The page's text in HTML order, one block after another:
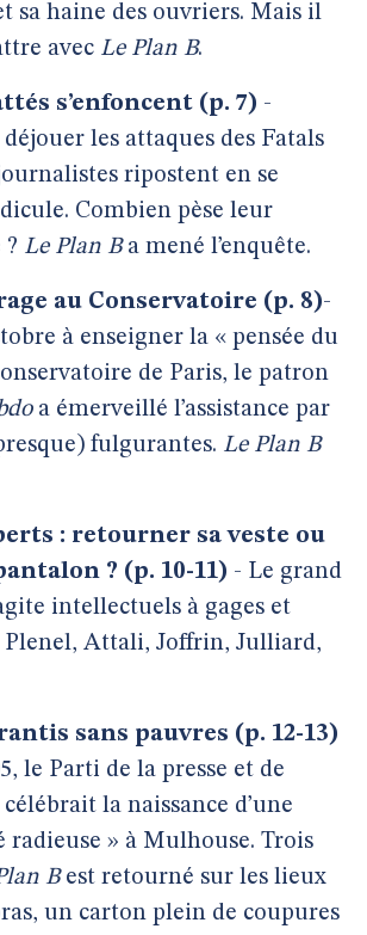
sa haine des ouvriers. Mais il
avec Le Plan B.
s’enfoncent (p. 7) -
les attaques des Fatals
ripostent en se
Combien pèse leur
Le Plan Ba mené l’enquête.
au Conservatoire (p. 8)-
à enseigner la « pensée du
de Paris, le patron
a émerveillé l’assistance par
fulgurantes. Le Plan B
: retourner sa veste ou
? (p. 10-11) - Le grand
intellectuels à gages et
Plenel, Attali, Joffrin, Julliard,
sans pauvres (p. 12-13)
le Parti de la presse et de
célébrait la naissance d’une
radieuse » à Mulhouse. Trois
Best retourné sur les lieux
un carton plein de coupures